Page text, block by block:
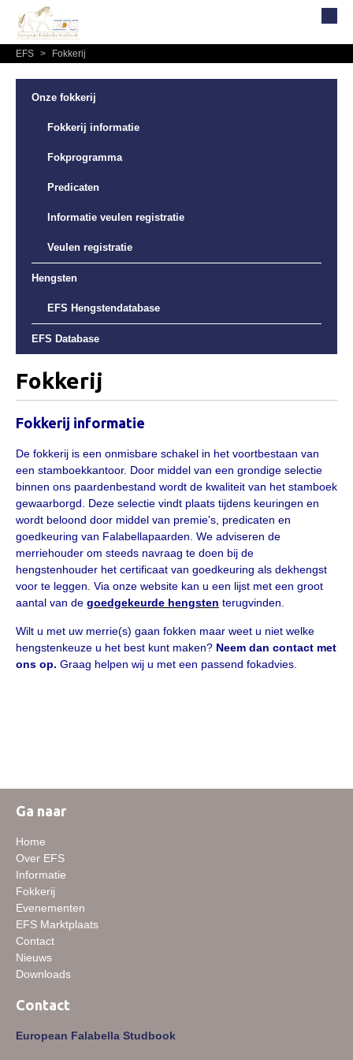
Home
Reglementen, statuten en formulieren
Lidmaatschap EFS
Informatie
Leden
Paardenpaspoort aanvragen
Veulenregistratie
Animal Health Regulation
Tarievenlijst 2026
Veelgestelde vragen
Fokkerij
Onze fokkerij
Fokkerij informatie
Fokprogramma
Evenementen
EFS Keuringen
Inschrijven keuring
EFS > Fokkerij
Onze fokkerij
Fokkerij informatie
Fokprogramma
Predicaten
Informatie veulen registratie
Veulen registratie
Hengsten
EFS Hengstendatabase
EFS Database
Fokkerij
Fokkerij informatie
De fokkerij is een onmisbare schakel in het voortbestaan van
een stamboekkantoor. Door middel van een grondige selectie
binnen ons paardenbestand wordt de kwaliteit van het stamboek
gewaarborgd. Deze selectie vindt plaats tijdens keuringen en
wordt beloond door middel van premie's, predicaten en
goedkeuring van Falabellapaarden. We adviseren de
merriehouder om steeds navraag te doen bij de
hengstenhouder het certificaat van goedkeuring als dekhengst
voor te leggen. Via onze website kan u een lijst met een groot
aantal van de goedgekeurde hengsten terugvinden.
Wilt u met uw merrie(s) gaan fokken maar weet u niet welke
hengstenkeuze u het best kunt maken? Neem dan contact met
ons op. Graag helpen wij u met een passend fokadvies.
Ga naar
Home
Over EFS
Informatie
Fokkerij
Evenementen
EFS Marktplaats
Contact
Nieuws
Downloads
Contact
European Falabella Studbook